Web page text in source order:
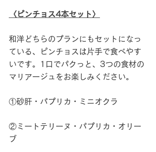
〈ピンチョス4本セット〉
和洋どちらのプランにもセットになっ
ている、ピンチョスは片手で食べやす
いです。1口でパクっと、3つの食材の
マリアージュをお楽しみください。
①砂肝・パプリカ・ミニオクラ
②ミートテリーヌ・パプリカ・オリー
ブ